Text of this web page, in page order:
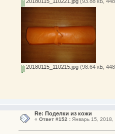
20180115_110215.jpg(98.64 кБ,
Re: Поделки из кожи
« Ответ #152 :Январь 15, 2018,